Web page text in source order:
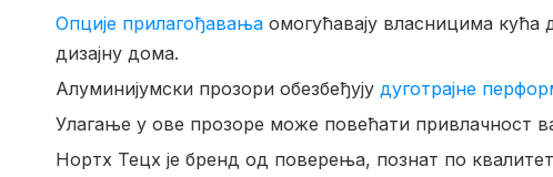
Опције прилагођавања омогућавају власницима кућа
дизајну дома.
Алуминијумски прозори обезбеђују дуготрајне
Улагање у ове прозоре може повећати привлачност
Нортх Тецх је бренд од поверења, познат по